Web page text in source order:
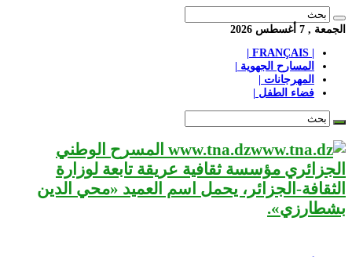
الجمعة , 7 أغسطس 2026
المسارح الجهوية |
المهرجانات |
فضاء الطفل |
www.tna.dz المسرح الوطني
الجزائري مؤسسة ثقافية عريقة تابعة لوزارة
الثقافة-الجزائر، يحمل اسم العميد «محي الدين
بشطارزي».